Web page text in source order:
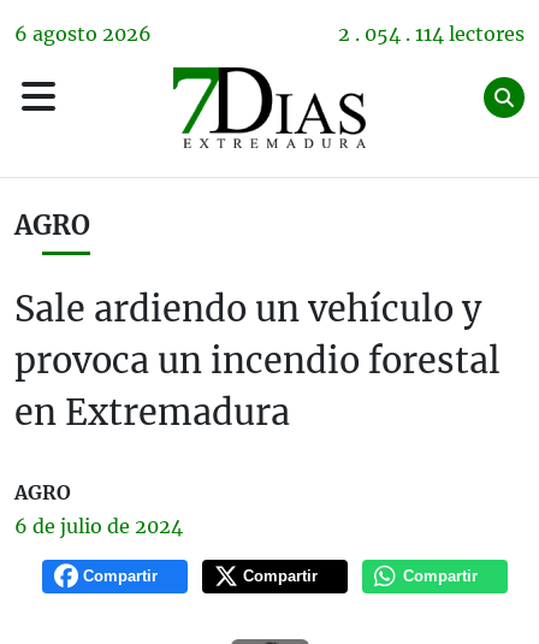
6 agosto 2026 2 . 054 . 114 lectores
AGRO
Sale ardiendo un vehículo y
provoca un incendio forestal
en Extremadura
AGRO
6 de julio de 2024
Compartir Compartir Compartir